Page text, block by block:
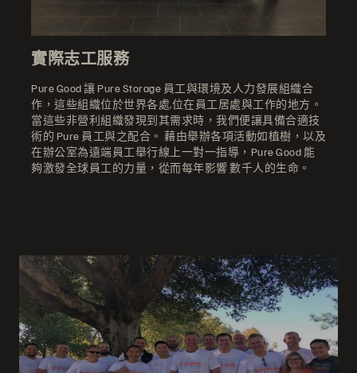
實際志工服務
Pure Good 讓 Pure Storage 員工與環境及人力發展組織合
作，這些組織位於世界各處,位在員工居處與工作的地方。
當這些非營利組織發現到其需求時，我們便讓具備合適技
術的 Pure 員工與之配合。 藉由舉辦各項活動如植樹，以及
在辦公室為遠端員工舉行線上一對一指導，Pure Good 能
夠激發全球員工的力量，從而每年影響 數千人的生命。